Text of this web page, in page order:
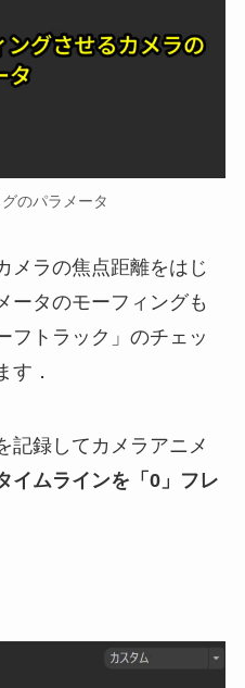
のパラメータ
メラの焦点距離をはじ
ータのモーフィングも
フトラック」のチェッ
す．
記録してカメラアニメ
イムラインを「0」フレ